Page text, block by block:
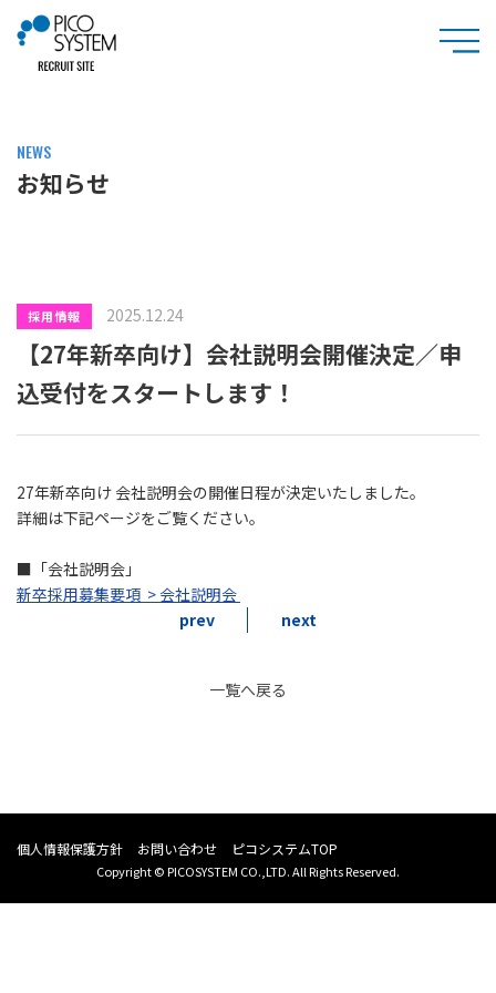
NEWS
お知らせ
採用情報 2025.12.24
【27年新卒向け】会社説明会開催決定／申
込受付をスタートします！
27年新卒向け 会社説明会の開催日程が決定いたしました。
詳細は下記ページをご覧ください。
■「会社説明会」
新卒採用募集要項 > 会社説明会
prev
next
一覧へ戻る
個人情報保護方針 お問い合わせ ピコシステムTOP
Copyright © PICOSYSTEM CO.,LTD. All Rights Reserved.